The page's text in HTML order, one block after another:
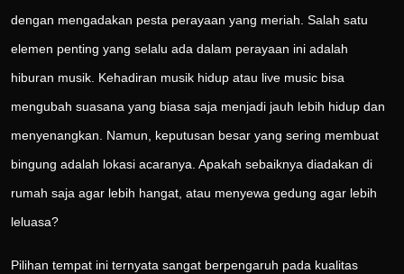
dengan mengadakan pesta perayaan yang meriah. Salah satu
elemen penting yang selalu ada dalam perayaan ini adalah
hiburan musik. Kehadiran musik hidup atau live music bisa
mengubah suasana yang biasa saja menjadi jauh lebih hidup dan
menyenangkan. Namun, keputusan besar yang sering membuat
bingung adalah lokasi acaranya. Apakah sebaiknya diadakan di
rumah saja agar lebih hangat, atau menyewa gedung agar lebih
leluasa?
Pilihan tempat ini ternyata sangat berpengaruh pada kualitas